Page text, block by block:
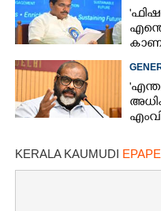
KERALA KAUMUDI